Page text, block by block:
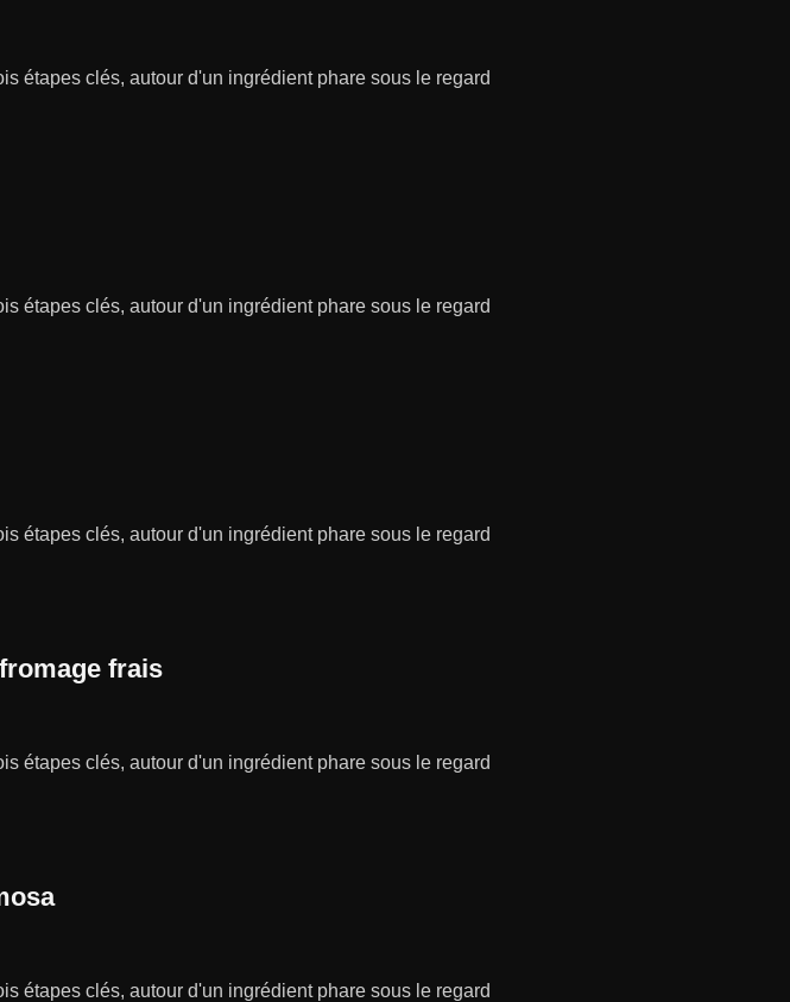
étapes clés, autour d'un ingrédient phare sous le regard
étapes clés, autour d'un ingrédient phare sous le regard
étapes clés, autour d'un ingrédient phare sous le regard
frais
étapes clés, autour d'un ingrédient phare sous le regard
étapes clés, autour d'un ingrédient phare sous le regard